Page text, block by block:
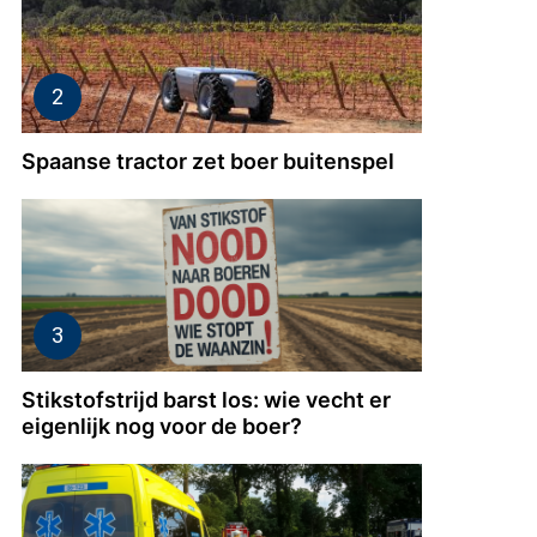
Spaanse tractor zet boer buitenspel
Stikstofstrijd barst los: wie vecht er
eigenlijk nog voor de boer?